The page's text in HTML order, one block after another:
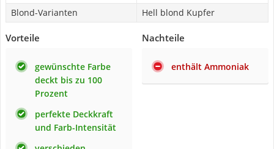
Blond-Varianten
Hell blond Kupfer
Vorteile
gewünschte Farbe
deckt bis zu 100
Prozent
perfekte Deckkraft
und Farb-Intensität
Nachteile
enthält Ammoniak